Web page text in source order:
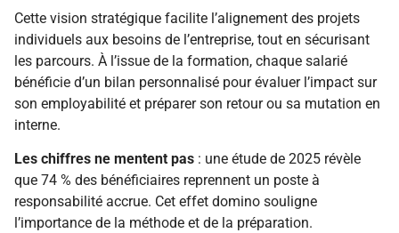
Cette vision stratégique facilite l’alignement des projets
individuels aux besoins de l’entreprise, tout en sécurisant
les parcours. À l’issue de la formation, chaque salarié
bénéficie d’un bilan personnalisé pour évaluer l’impact sur
son employabilité et préparer son retour ou sa mutation en
interne.
Les chiffres ne mentent pas : une étude de 2025 révèle
que 74 % des bénéficiaires reprennent un poste à
responsabilité accrue. Cet effet domino souligne
l’importance de la méthode et de la préparation.